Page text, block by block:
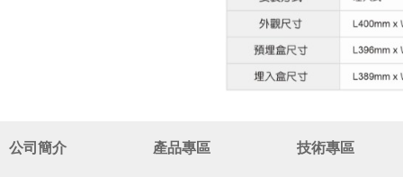
公司簡介 產品專區 技術專區